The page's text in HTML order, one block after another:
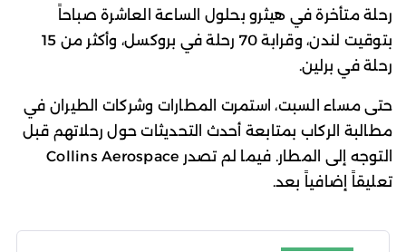
رحلة متأخرة في هيثرو بحلول الساعة العاشرة صباحاً
بتوقيت لندن، وقرابة 70 رحلة في بروكسل، وأكثر من 15
رحلة في برلين.
حتى مساء السبت، استمرت المطارات وشركات الطيران في
مطالبة الركاب بمتابعة أحدث التحديثات حول رحلاتهم قبل
التوجه إلى المطار. فيما لم تصدر Collins Aerospace
تعليقاً إضافياً بعد.